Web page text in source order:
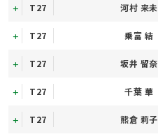
T27 河村 来未
T27 乗富 結
T27 坂井 留奈
T27 千葉 華
T27 熊倉 莉子